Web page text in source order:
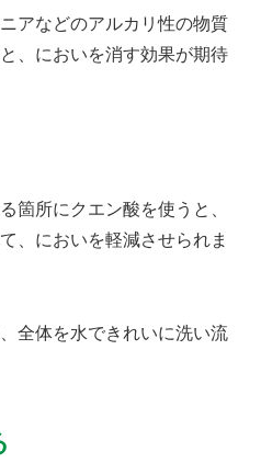
アなどのアルカリ性の物質
、においを消す効果が期待
箇所にクエン酸を使うと、
、においを軽減させられま
全体を水できれいに洗い流